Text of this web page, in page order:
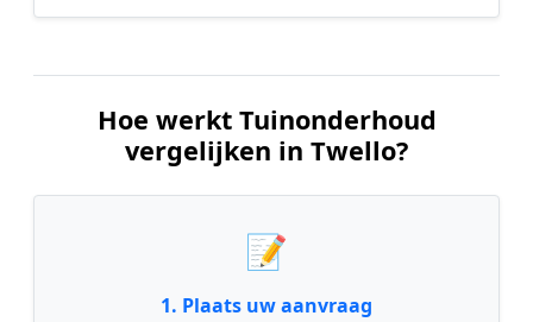
Hoe werkt Tuinonderhoud
vergelijken in Twello?
📝
1. Plaats uw aanvraag